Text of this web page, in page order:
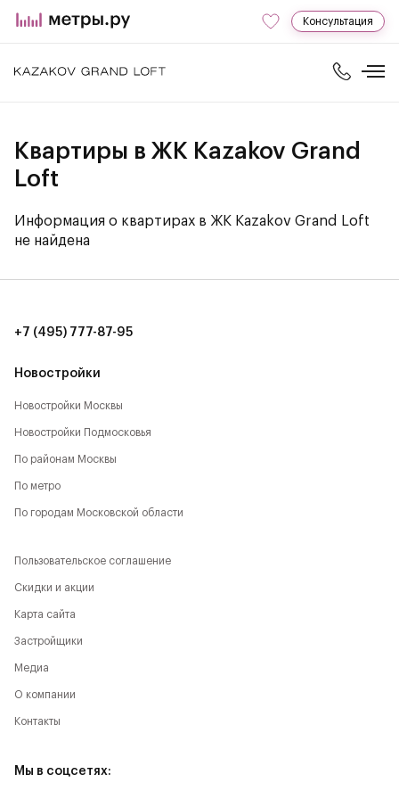
Консультация
Квартиры в ЖК Kazakov Grand
Loft
Информация о квартирах в ЖК Kazakov Grand Loft
не найдена
Новостройки
Новостройки Москвы
Новостройки Подмосковья
По районам Москвы
По метро
По городам Московской области
+7 (495) 777-87-95
Пользовательское соглашение
Скидки и акции
Карта сайта
Застройщики
Медиа
О компании
Контакты
Мы в соцсетях: